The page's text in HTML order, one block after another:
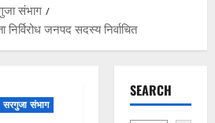
संभाग
जनपद सदस्य निर्वाचित
सरगुजा संभाग
SEARCH